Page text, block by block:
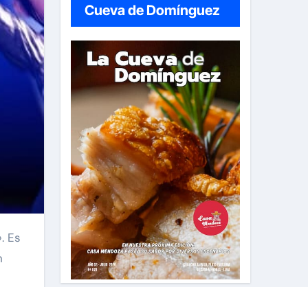
Cueva de Domínguez